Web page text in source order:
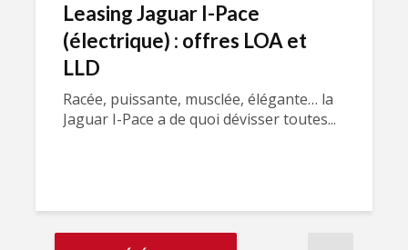
Leasing Jaguar I-Pace
(électrique) : offres LOA et
LLD
Racée, puissante, musclée, élégante… la
Jaguar I-Pace a de quoi dévisser toutes...